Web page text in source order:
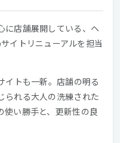
に店舗展開している、ヘ
イトリニューアルを担当
イトも一新。店舗の明る
られる大人の洗練された
使い勝手と、更新性の良